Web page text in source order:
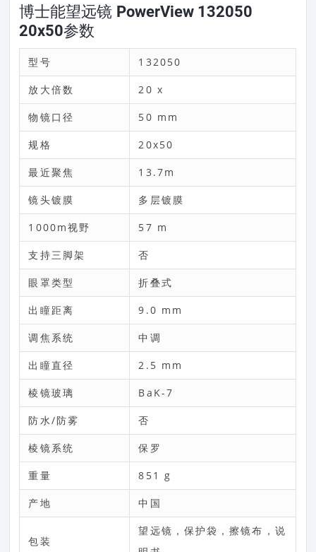
博士能望远镜 PowerView 132050
20x50参数
型号 132050
放大倍数 20 x
物镜口径 50 mm
规格 20x50
最近聚焦 13.7m
镜头镀膜 多层镀膜
1000m视野 57 m
支持三脚架 否
眼罩类型 折叠式
出瞳距离 9.0 mm
调焦系统 中调
出瞳直径 2.5 mm
棱镜玻璃 BaK-7
防水/防雾 否
棱镜系统 保罗
重量 851 g
产地 中国
包装
望远镜，保护袋，擦镜布，说